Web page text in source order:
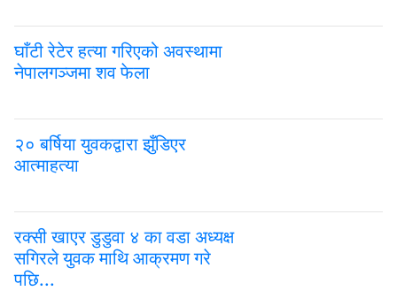
घाँटी रेटेर हत्या गरिएको अवस्थामा
नेपालगञ्जमा शव फेला
२० बर्षिया युवकद्वारा झुँडिएर
आत्माहत्या
रक्सी खाएर डुडुवा ४ का वडा अध्यक्ष
सगिरले युवक माथि आक्रमण गरे
पछि...